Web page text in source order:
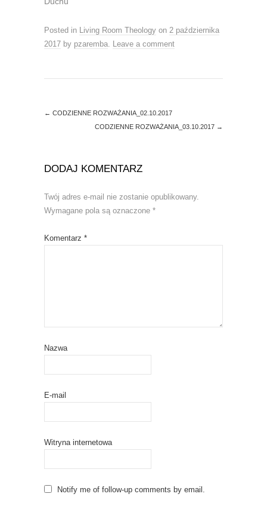
n
w
d
n
e
n
)
Posted in Living Room Theology on 2 października
2017 by pzaremba. Leave a comment
← CODZIENNE ROZWAŻANIA_02.10.2017
CODZIENNE ROZWAŻANIA_03.10.2017 →
DODAJ KOMENTARZ
Twój adres e-mail nie zostanie opublikowany.
Wymagane pola są oznaczone *
Komentarz *
Nazwa
E-mail
Witryna internetowa
Notify me of follow-up comments by email.